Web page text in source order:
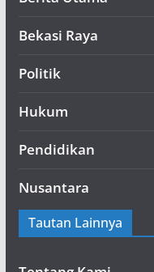
Bekasi Raya
Politik
Hukum
Pendidikan
Nusantara
Tautan Lainnya